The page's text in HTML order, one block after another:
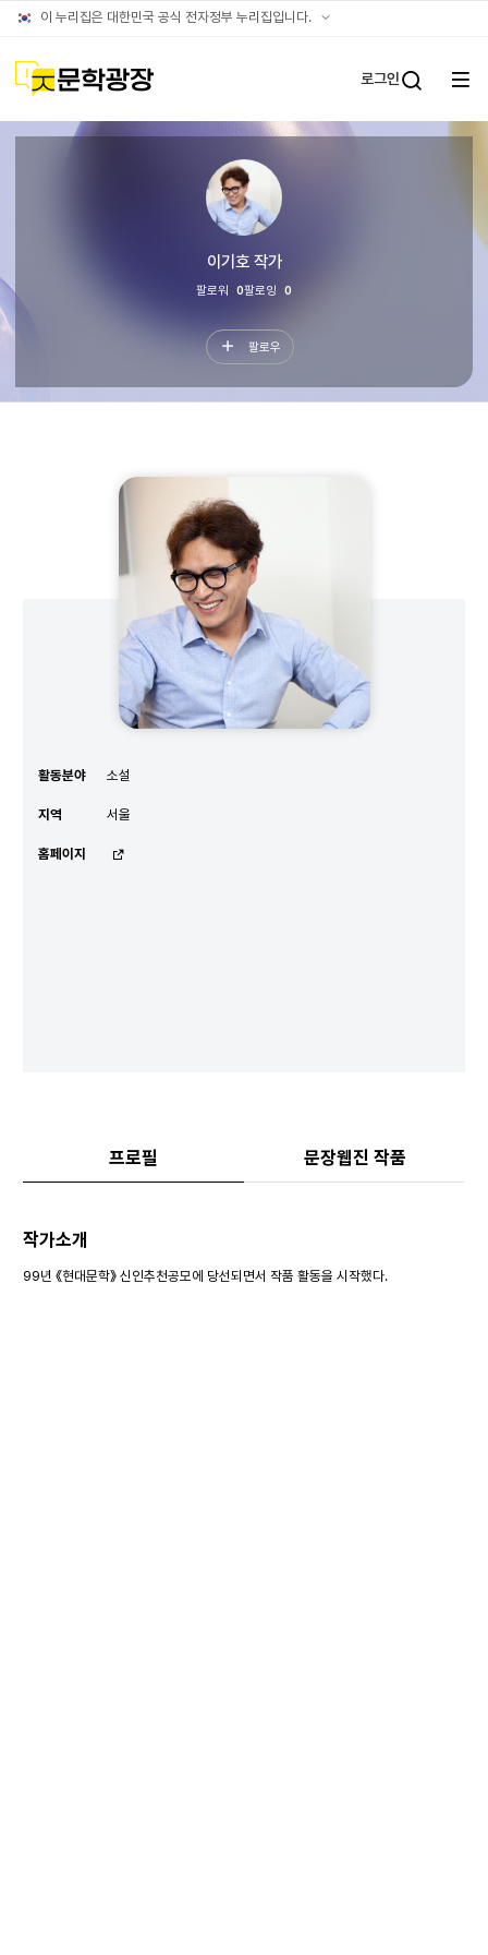
이 누리집은 대한민국 공식 전자정부 누리집입니다. 공식
문학광장 로그인
전체
열기
(대표)
이기호 작가
팔로워 0팔로잉 0
팔로우
이기호작가
활동분야 소설
지역 서울
홈페이지
프로필 문장웹진 작품
작가소개
99년 《현대문학》 신인추천공모에 당선되면서 작품 활동을 시작했다.